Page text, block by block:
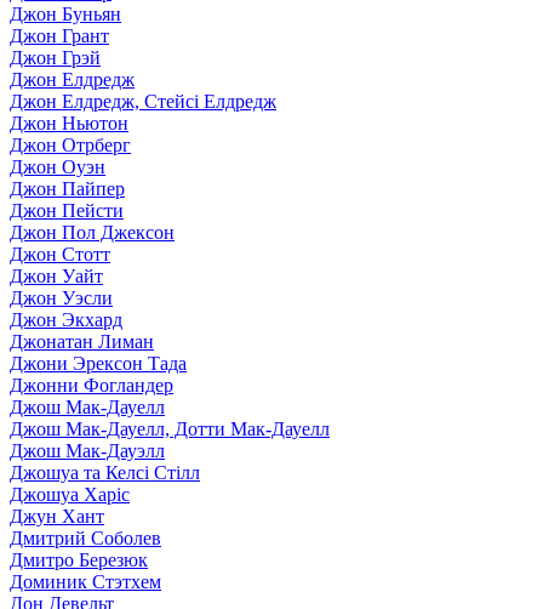
Джон Буньян
Джон Грант
Джон Грэй
Джон Елдредж
Джон Елдредж, Стейсі Елдредж
Джон Ньютон
Джон Отрберг
Джон Оуэн
Джон Пайпер
Джон Пейсти
Джон Пол Джексон
Джон Стотт
Джон Уайт
Джон Уэсли
Джон Экхард
Джонатан Лиман
Джони Эрексон Тада
Джонни Фогландер
Джош Мак-Дауелл
Джош Мак-Дауелл, Дотти Мак-Дауелл
Джош Мак-Дауэлл
Джошуа та Келсі Стілл
Джошуа Харіс
Джун Хант
Дмитрий Соболев
Дмитро Березюк
Доминик Стэтхем
Дон Девельт